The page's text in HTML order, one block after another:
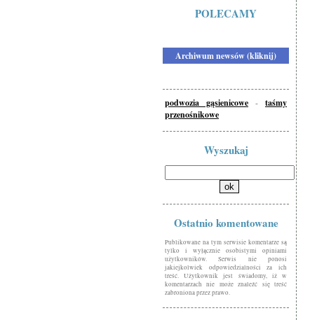
POLECAMY
Archiwum newsów (kliknij)
podwozia gąsienicowe - taśmy
przenośnikowe
Wyszukaj
Ostatnio komentowane
Publikowane na tym serwisie komentarze są
tylko i wyłącznie osobistymi opiniami
użytkowników. Serwis nie ponosi
jakiejkolwiek odpowiedzialności za ich
treść. Użytkownik jest świadomy, iż w
komentarzach nie może znaleźć się treść
zabroniona przez prawo.